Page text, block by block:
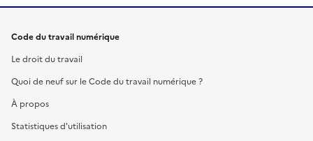
Code du travail numérique
Le droit du travail
Quoi de neuf sur le Code du travail numérique ?
À propos
Statistiques d'utilisation